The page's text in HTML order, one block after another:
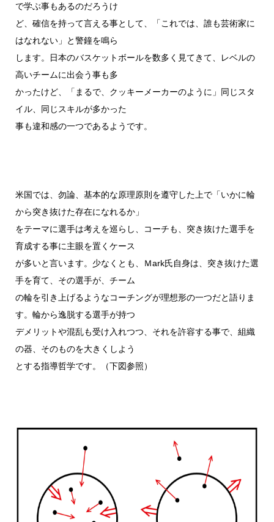
で学ぶ事もあるのだろうけ
ど、確信を持って言える事として、「これでは、誰も芸術家に
はなれない」と警鐘を鳴ら
します。日本のバスケットボールを数多く見てきて、レベルの
高いチームに出会う事も多
かったけど、「まるで、クッキーメーカーのように」同じスタ
イル、同じスキルが多かった
事も違和感の一つであるようです。
米国では、勿論、基本的な原理原則を遵守した上で「いかに輪
から突き抜けた存在になれるか」
をテーマに選手は考えを巡らし、コーチも、突き抜けた選手を
育成する事に主眼を置くケース
が多いと言います。少なくとも、Ｍark氏自身は、突き抜けた選
手を育て、その選手が、チーム
の輪を引き上げるようなコーチングが理想形の一つだと語りま
す。輪から逸脱する選手が持つ
デメリットや混乱も受け入れつつ、それを許容する事で、組織
の器、そのものを大きくしよう
とする指導哲学です。（下図参照）